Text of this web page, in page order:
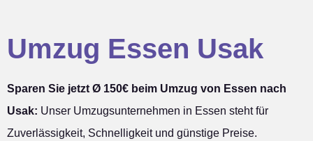
Umzug Essen Usak
Sparen Sie jetzt Ø 150€ beim Umzug von Essen nach
Usak: Unser Umzugsunternehmen in Essen steht für
Zuverlässigkeit, Schnelligkeit und günstige Preise.